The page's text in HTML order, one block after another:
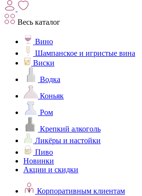
Весь каталог
Вино
Шампанское и игристые вина
Виски
Водка
Коньяк
Ром
Крепкий алкоголь
Ликёры и настойки
Пиво
Новинки
Акции и скидки
Корпоративным клиентам